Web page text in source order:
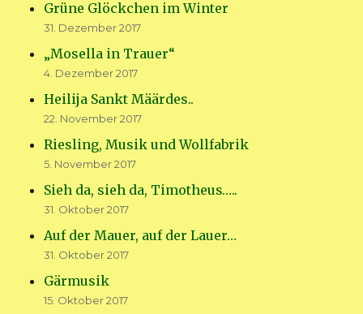
Grüne Glöckchen im Winter
31. Dezember 2017
„Mosella in Trauer“
4. Dezember 2017
Heilija Sankt Määrdes..
22. November 2017
Riesling, Musik und Wollfabrik
5. November 2017
Sieh da, sieh da, Timotheus…..
31. Oktober 2017
Auf der Mauer, auf der Lauer…
31. Oktober 2017
Gärmusik
15. Oktober 2017